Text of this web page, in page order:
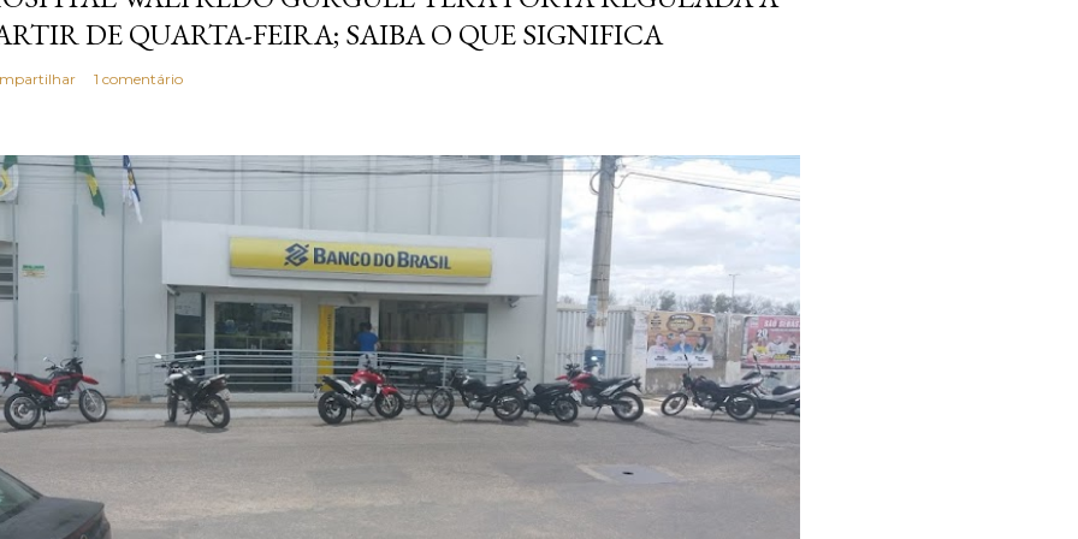
DE QUARTA-FEIRA; SAIBA O QUE SIGNIFICA
1 comentário